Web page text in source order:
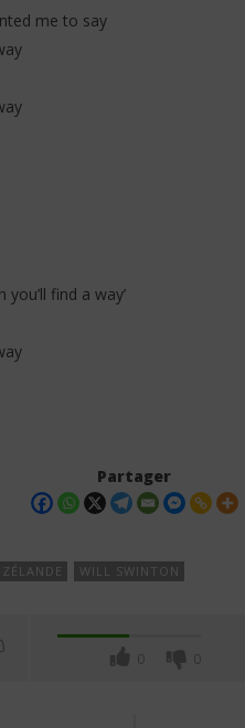
me to say
find a way’
Partager
WILL SWINTON
0 0